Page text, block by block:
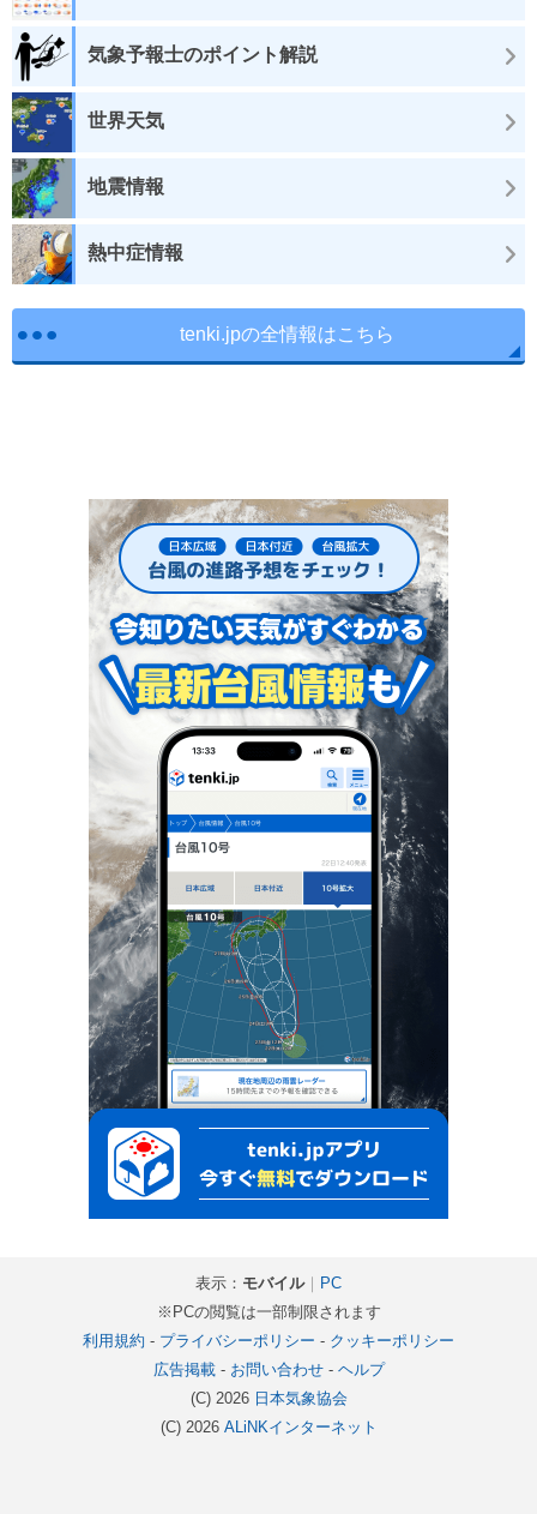
気象予報士のポイント解説
世界天気
地震情報
熱中症情報
tenki.jpの全情報はこちら
表示： モバイル｜
PC
※PCの閲覧は一部制限されます
利用規約 - プライバシーポリシー - クッキーポリシー
広告掲載- お問い合わせ- ヘルプ
(C) 2026 日本気象協会
(C) 2026 ALiNKインターネット